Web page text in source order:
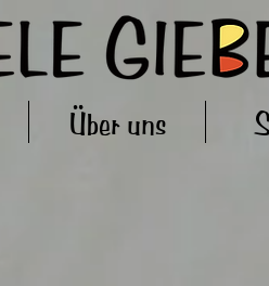
Über uns